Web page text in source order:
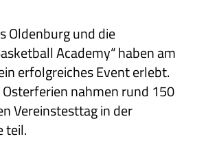
Oldenburg und die
Academy“ haben am
erfolgreiches Event erlebt.
nahmen rund 150
Vereinstesttag in der
teil.